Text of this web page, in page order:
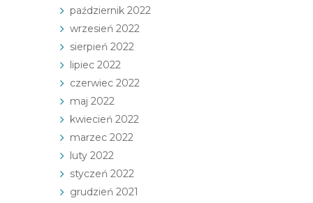
październik 2022
wrzesień 2022
sierpień 2022
lipiec 2022
czerwiec 2022
maj 2022
kwiecień 2022
marzec 2022
luty 2022
styczeń 2022
grudzień 2021